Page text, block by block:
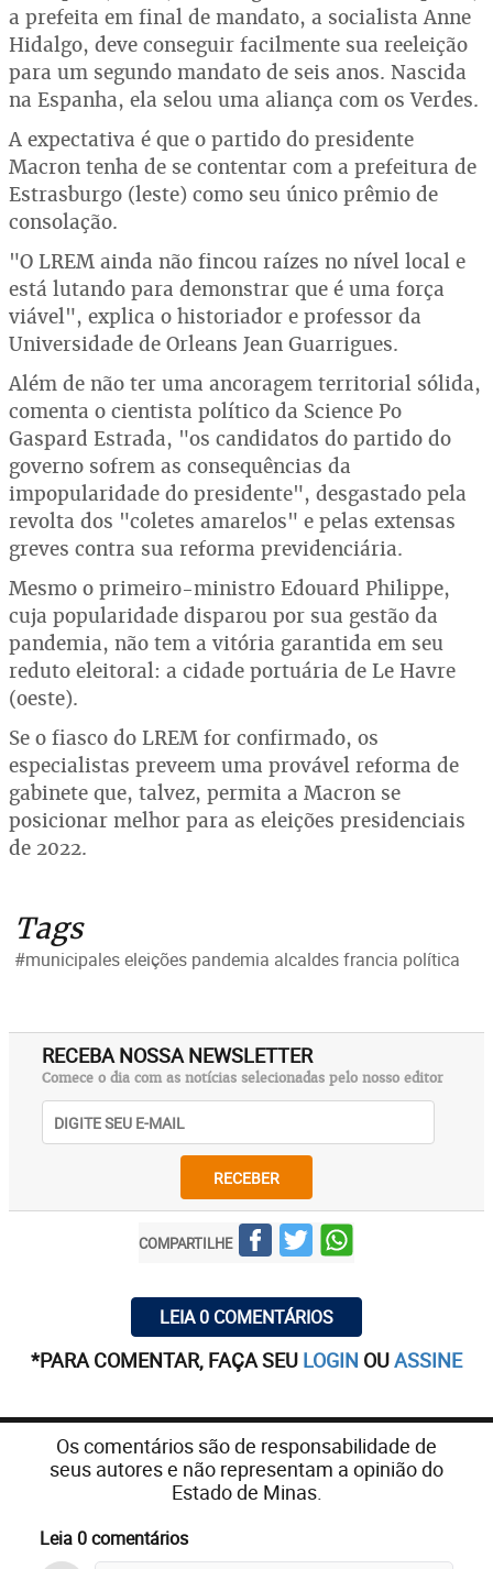
a prefeita em final de mandato, a socialista Anne
Hidalgo, deve conseguir facilmente sua reeleição
para um segundo mandato de seis anos. Nascida
na Espanha, ela selou uma aliança com os Verdes.
A expectativa é que o partido do presidente
Macron tenha de se contentar com a prefeitura de
Estrasburgo (leste) como seu único prêmio de
consolação.
"O LREM ainda não fincou raízes no nível local e
está lutando para demonstrar que é uma força
viável", explica o historiador e professor da
Universidade de Orleans Jean Guarrigues.
Além de não ter uma ancoragem territorial sólida,
comenta o cientista político da Science Po
Gaspard Estrada, "os candidatos do partido do
governo sofrem as consequências da
impopularidade do presidente", desgastado pela
revolta dos "coletes amarelos" e pelas extensas
greves contra sua reforma previdenciária.
Mesmo o primeiro-ministro Edouard Philippe,
cuja popularidade disparou por sua gestão da
pandemia, não tem a vitória garantida em seu
reduto eleitoral: a cidade portuária de Le Havre
(oeste).
Se o fiasco do LREM for confirmado, os
especialistas preveem uma provável reforma de
gabinete que, talvez, permita a Macron se
posicionar melhor para as eleições presidenciais
de 2022.
Tags
#municipales eleições pandemia alcaldes francia política
RECEBA NOSSA NEWSLETTER
Comece o dia com as notícias selecionadas pelo nosso editor
RECEBER
COMPARTILHE
LEIA 0 COMENTÁRIOS
*PARA COMENTAR, FAÇA SEU LOGIN OUASSINE
Os comentários são de responsabilidade de
seus autores e não representam a opinião do
Estado de Minas.
Leia 0 comentários